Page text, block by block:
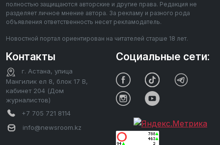
полностью защищаются авторские и другие права. Редакция не
разделяет личное мнение автора. За рекламу и разного рода
объявления ответственность несет рекламодатель.
Новостной портал ориентирован на читателей старше 18 лет.
Контакты
г. Астана, улица
Мангилик ел 8, блок 17 В,
кабинет 204 (Дом
журналистов)
+7 705 721 8114
info@newsroom.kz
Социальные сети: